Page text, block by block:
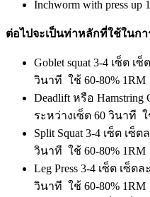
Inchworm with press up
ต่อไปจะเป็นท่าหลักที่ใช้ในกา
Goblet squat 3-4 เซ็ต เ
วินาที ใช้ 60-80% 1RM
Deadlift หรือ Hamstring
ระหว่างเซ็ต 60 วินาที ใ
Split Squat 3-4 เซ็ต เซ็
วินาที ใช้ 60-80% 1RM
Leg Press 3-4 เซ็ต เซ็ต
วินาที ใช้ 60-80% 1RM